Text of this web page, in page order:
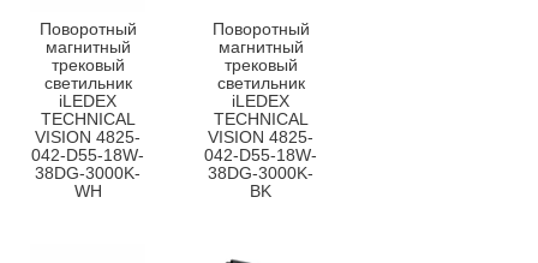
Поворотный
магнитный
трековый
светильник
iLEDEX
TECHNICAL
VISION 4825-
042-D55-18W-
38DG-3000K-
WH
Поворотный
магнитный
трековый
светильник
iLEDEX
TECHNICAL
VISION 4825-
042-D55-18W-
38DG-3000K-
BK